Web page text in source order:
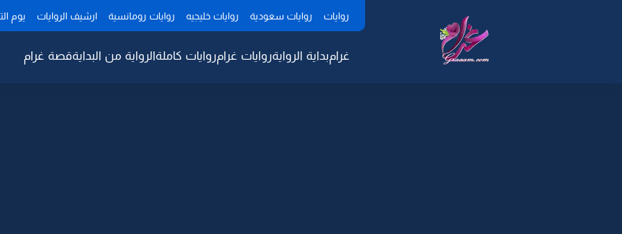
روايات روايات سعودية روايات خليجيه روايات رومانسية ارشيف الروايات يوم
غرامبداية الروايةروايات غرامروايات كاملةالرواية من البدايةقصة غرام